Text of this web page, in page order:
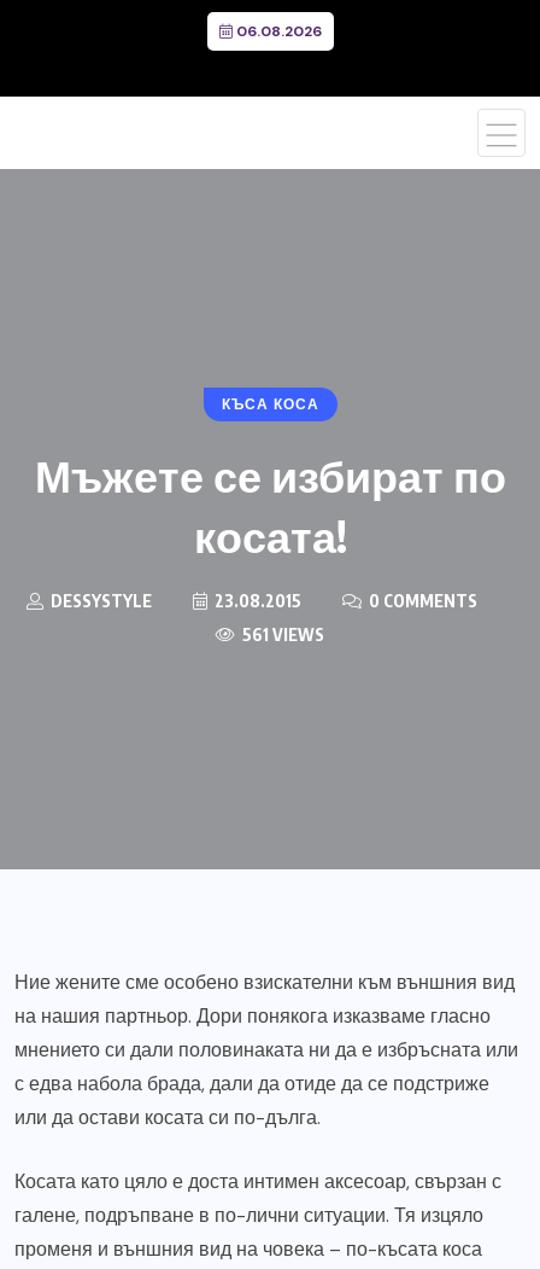
06.08.2026
КЪСА КОСА
Мъжете се избират по
косата!
DESSYSTYLE 23.08.2015
0 COMMENTS
561 VIEWS
Ние жените сме особено взискателни към външния вид
на нашия партньор. Дори понякога изказваме гласно
мнението си дали половинаката ни да е избръсната или
с едва набола брада, дали да отиде да се подстриже
или да остави косата си по-дълга.
Косата като цяло е доста интимен аксесоар, свързан с
галене, подръпване в по-лични ситуации. Тя изцяло
променя и външния вид на човека – по-късата коса